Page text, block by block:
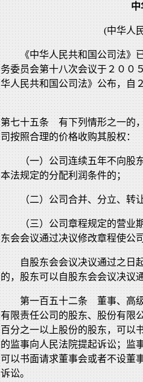
中
(中华人
《中华人民共和国公司法》
务委员会第十八次会议于２００
华人民共和国公司法》公布，
第七十五条 有下列情形之一的
司按照合理的价格收购其股权：
（一）公司连续五年不向股
本法规定的分配利润条件的；
（二）公司合并、分立、转
（三）公司章程规定的营业
东会会议通过决议修改章程使公
自股东会会议决议通过之日
的，股东可以自股东会会议决议
第一百五十二条 董事、高
有限责任公司的股东、股份有限
百分之一以上股份的股东，可以
的监事向人民法院提起诉讼；监
可以书面请求董事会或者不设董
诉讼。